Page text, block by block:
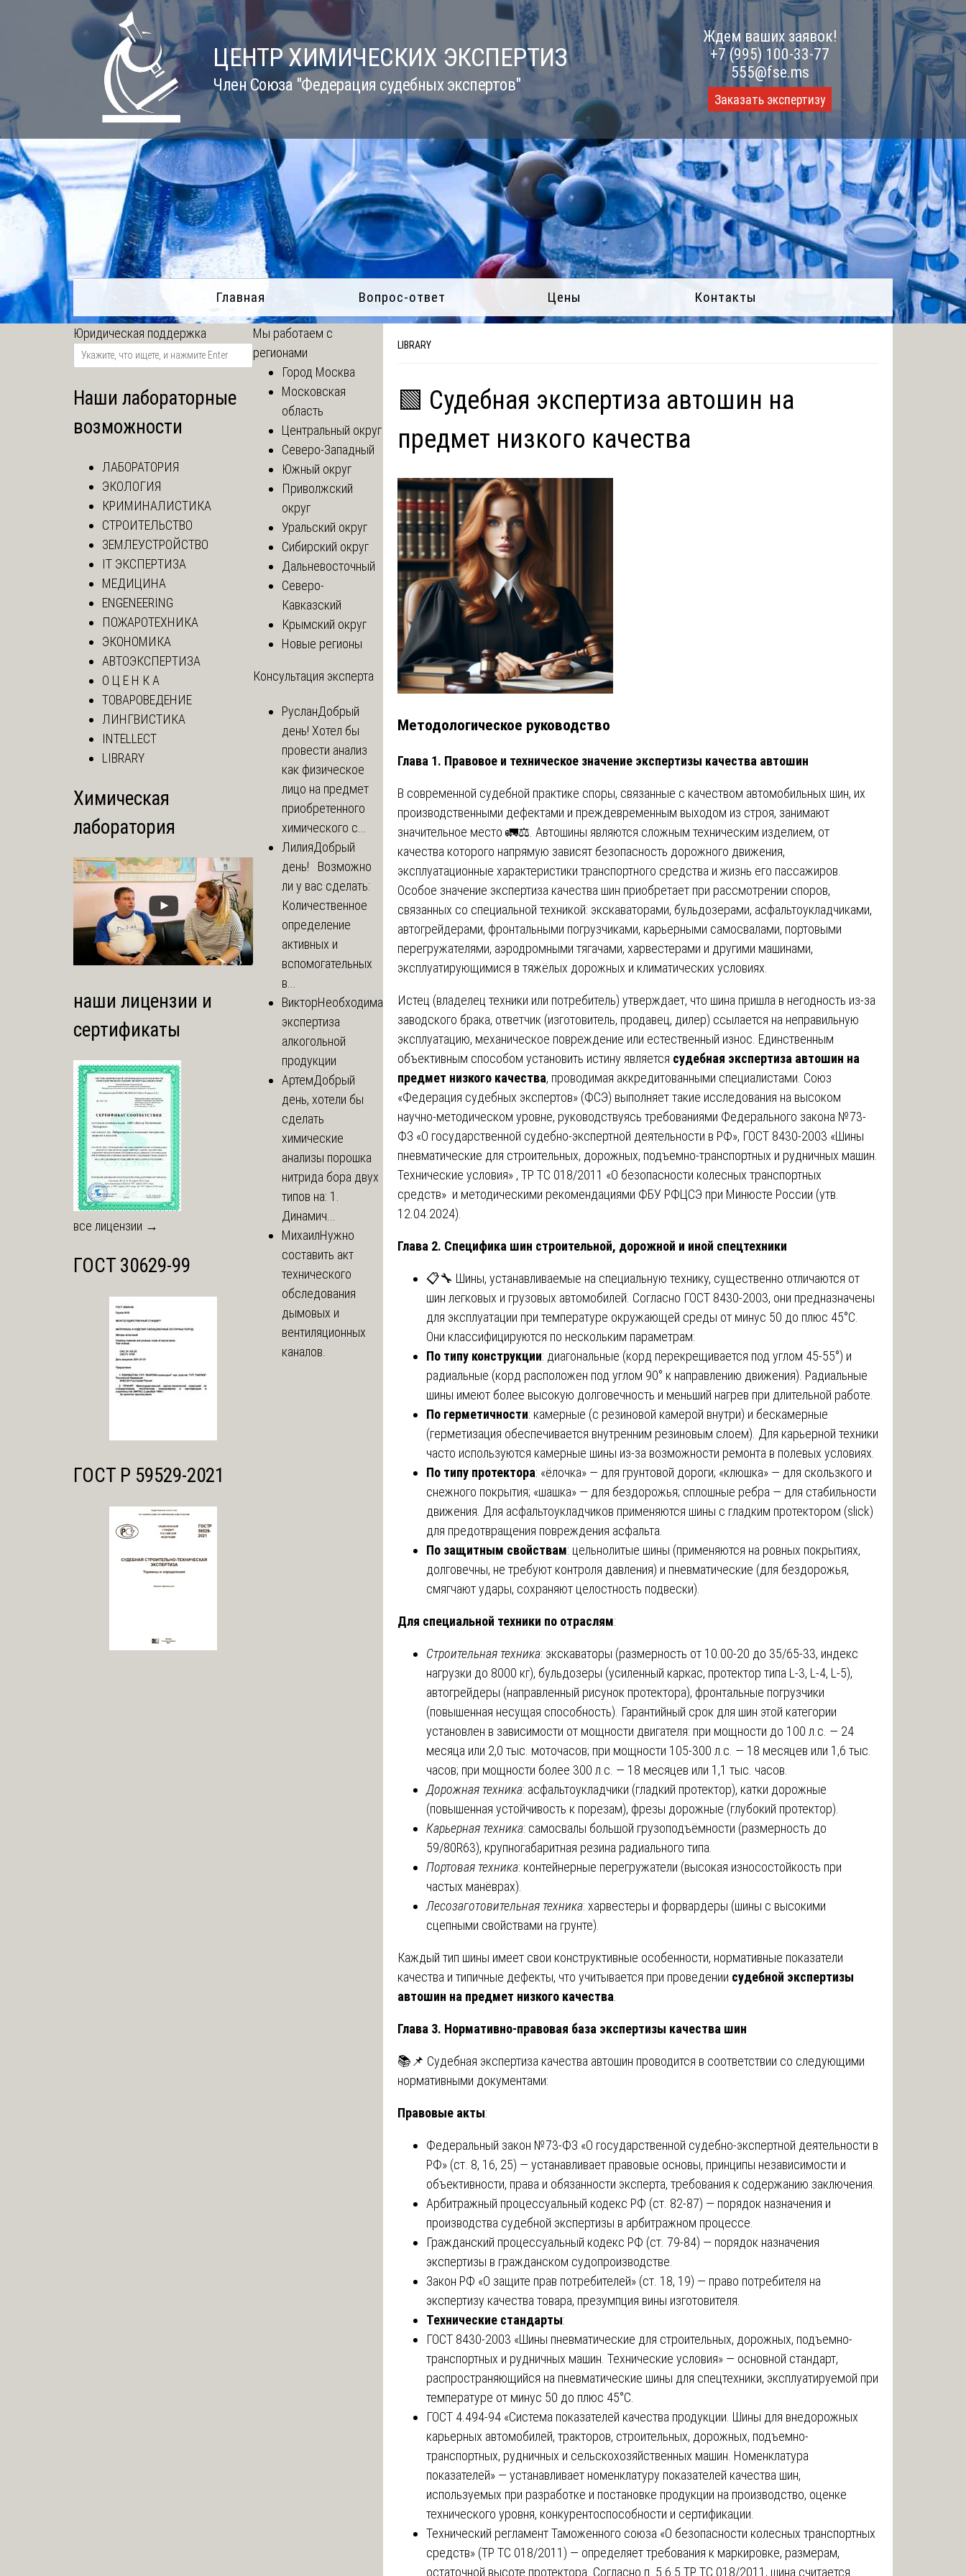
ЦЕНТР ХИМИЧЕСКИХ ЭКСПЕРТИЗ
Член Союза "Федерация судебных экспертов"
Ждем ваших заявок!
+7 (995) 100-33-77
555@fse.ms
Заказать экспертизу
Главная Вопрос-ответ Цены Контакты
LIBRARY
🟩 Судебная экспертиза автошин на
предмет низкого качества
Методологическое руководство
Глава 1. Правовое и техническое значение экспертизы качества автошин
В современной судебной практике споры, связанные с качеством автомобильных шин, их
производственными дефектами и преждевременным выходом из строя, занимают
значительное место 🚛⚖️. Автошины являются сложным техническим изделием, от
качества которого напрямую зависят безопасность дорожного движения,
эксплуатационные характеристики транспортного средства и жизнь его пассажиров.
Особое значение экспертиза качества шин приобретает при рассмотрении споров,
связанных со специальной техникой: экскаваторами, бульдозерами, асфальтоукладчиками,
автогрейдерами, фронтальными погрузчиками, карьерными самосвалами, портовыми
перегружателями, аэродромными тягачами, харвестерами и другими машинами,
эксплуатирующимися в тяжёлых дорожных и климатических условиях.
Истец (владелец техники или потребитель) утверждает, что шина пришла в негодность из-за
заводского брака, ответчик (изготовитель, продавец, дилер) ссылается на неправильную
эксплуатацию, механическое повреждение или естественный износ. Единственным
объективным способом установить истину является судебная экспертиза автошин на
предмет низкого качества, проводимая аккредитованными специалистами. Союз
«Федерация судебных экспертов» (ФСЭ) выполняет такие исследования на высоком
научно-методическом уровне, руководствуясь требованиями Федерального закона №73-
ФЗ «О государственной судебно-экспертной деятельности в РФ», ГОСТ 8430-2003 «Шины
пневматические для строительных, дорожных, подъемно-транспортных и рудничных машин.
Технические условия» , ТР ТС 018/2011 «О безопасности колесных транспортных
средств» и методическими рекомендациями ФБУ РФЦСЭ при Минюсте России (утв.
12.04.2024).
Глава 2. Специфика шин строительной, дорожной и иной спецтехники
📋🔧 Шины, устанавливаемые на специальную технику, существенно отличаются от
шин легковых и грузовых автомобилей. Согласно ГОСТ 8430-2003, они предназначены
для эксплуатации при температуре окружающей среды от минус 50 до плюс 45°C.
Они классифицируются по нескольким параметрам:
По типу конструкции: диагональные (корд перекрещивается под углом 45-55°) и
радиальные (корд расположен под углом 90° к направлению движения). Радиальные
шины имеют более высокую долговечность и меньший нагрев при длительной работе.
По герметичности: камерные (с резиновой камерой внутри) и бескамерные
(герметизация обеспечивается внутренним резиновым слоем). Для карьерной техники
часто используются камерные шины из-за возможности ремонта в полевых условиях.
По типу протектора: «ёлочка» — для грунтовой дороги; «клюшка» — для скользкого и
снежного покрытия; «шашка» — для бездорожья; сплошные ребра — для стабильности
движения. Для асфальтоукладчиков применяются шины с гладким протектором (slick)
для предотвращения повреждения асфальта.
По защитным свойствам: цельнолитые шины (применяются на ровных покрытиях,
долговечны, не требуют контроля давления) и пневматические (для бездорожья,
смягчают удары, сохраняют целостность подвески).
Для специальной техники по отраслям:
Строительная техника: экскаваторы (размерность от 10.00-20 до 35/65-33, индекс
нагрузки до 8000 кг), бульдозеры (усиленный каркас, протектор типа L-3, L-4, L-5),
автогрейдеры (направленный рисунок протектора), фронтальные погрузчики
(повышенная несущая способность). Гарантийный срок для шин этой категории
установлен в зависимости от мощности двигателя: при мощности до 100 л.с. — 24
месяца или 2,0 тыс. моточасов; при мощности 105-300 л.с. — 18 месяцев или 1,6 тыс.
часов; при мощности более 300 л.с. — 18 месяцев или 1,1 тыс. часов.
Дорожная техника: асфальтоукладчики (гладкий протектор), катки дорожные
(повышенная устойчивость к порезам), фрезы дорожные (глубокий протектор).
Карьерная техника: самосвалы большой грузоподъёмности (размерность до
59/80R63), крупногабаритная резина радиального типа.
Портовая техника: контейнерные перегружатели (высокая износостойкость при
частых манёврах).
Лесозаготовительная техника: харвестеры и форвардеры (шины с высокими
сцепными свойствами на грунте).
Каждый тип шины имеет свои конструктивные особенности, нормативные показатели
качества и типичные дефекты, что учитывается при проведении судебной экспертизы
автошин на предмет низкого качества
Глава 3. Нормативно-правовая база экспертизы качества шин
📚📌 Судебная экспертиза качества автошин проводится в соответствии со следующими
нормативными документами:
Правовые акты:
Федеральный закон №73-ФЗ «О государственной судебно-экспертной деятельности в
РФ» (ст. 8, 16, 25) — устанавливает правовые основы, принципы независимости и
объективности, права и обязанности эксперта, требования к содержанию заключения.
Арбитражный процессуальный кодекс РФ (ст. 82-87) — порядок назначения и
производства судебной экспертизы в арбитражном процессе.
Гражданский процессуальный кодекс РФ (ст. 79-84) — порядок назначения
экспертизы в гражданском судопроизводстве.
Закон РФ «О защите прав потребителей» (ст. 18, 19) — право потребителя на
экспертизу качества товара, презумпция вины изготовителя.
Технические стандарты:
ГОСТ 8430-2003 «Шины пневматические для строительных, дорожных, подъемно-
транспортных и рудничных машин. Технические условия» — основной стандарт,
распространяющийся на пневматические шины для спецтехники, эксплуатируемой при
температуре от минус 50 до плюс 45°С.
ГОСТ 4.494-94 «Система показателей качества продукции. Шины для внедорожных
карьерных автомобилей, тракторов, строительных, дорожных, подъемно-
транспортных, рудничных и сельскохозяйственных машин. Номенклатура
показателей» — устанавливает номенклатуру показателей качества шин,
используемых при разработке и постановке продукции на производство, оценке
технического уровня, конкурентоспособности и сертификации.
Технический регламент Таможенного союза «О безопасности колесных транспортных
средств» (ТР ТС 018/2011) — определяет требования к маркировке, размерам,
остаточной высоте протектора. Согласно п. 5.6.5 ТР ТС 018/2011, шина считается
Юридическая поддержка
Наши лабораторные
возможности
ЛАБОРАТОРИЯ
ЭКОЛОГИЯ
КРИМИНАЛИСТИКА
СТРОИТЕЛЬСТВО
ЗЕМЛЕУСТРОЙСТВО
IT ЭКСПЕРТИЗА
МЕДИЦИНА
ENGENEERING
ПОЖАРОТЕХНИКА
ЭКОНОМИКА
АВТОЭКСПЕРТИЗА
О Ц Е Н К А
ТОВАРОВЕДЕНИЕ
ЛИНГВИСТИКА
INTELLECT
LIBRARY
Химическая
лаборатория
наши лицензии и
сертификаты
все лицензии →
ГОСТ 30629-99
ГОСТ Р 59529-2021
Мы работаем с
регионами
Город Москва
Московская
область
Центральный округ
Северо-Западный
Южный округ
Приволжский
округ
Уральский округ
Сибирский округ
Дальневосточный
Северо-
Кавказский
Крымский округ
Новые регионы
Консультация эксперта
РусланДобрый
день! Хотел бы
провести анализ
как физическое
лицо на предмет
приобретенного
химического с...
ЛилияДобрый
день! Возможно
ли у вас сделать:
Количественное
определение
активных и
вспомогательных
в...
ВикторНеобходима
экспертиза
алкогольной
продукции
АртемДобрый
день, хотели бы
сделать
химические
анализы порошка
нитрида бора двух
типов на: 1.
Динамич...
МихаилНужно
составить акт
технического
обследования
дымовых и
вентиляционных
каналов.